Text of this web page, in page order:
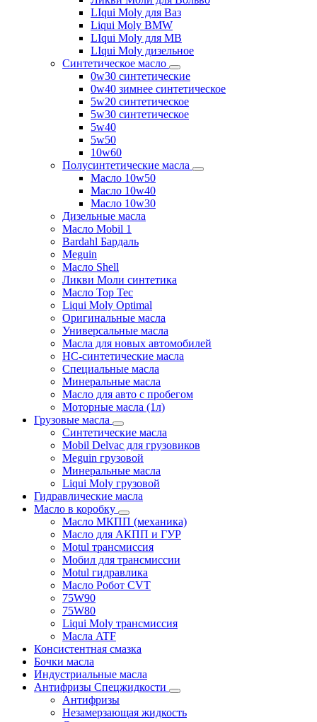
LIqui Moly для Ваз
Liqui Moly BMW
LIqui Moly для MB
LIqui Moly дизельное
Синтетическое масло
0w30 синтетические
0w40 зимнее синтетическое
5w20 синтетическое
5w30 синтетическое
5w40
5w50
10w60
Полусинтетические масла
Масло 10w50
Масло 10w40
Масло 10w30
Дизельные масла
Масло Mobil 1
Bardahl Бардаль
Meguin
Масло Shell
Ликви Моли синтетика
Масло Top Tec
Liqui Moly Optimal
Оригинальные масла
Универсальные масла
Масла для новых автомобилей
HC-синтетические масла
Специальные масла
Минеральные масла
Масло для авто с пробегом
Моторные масла (1л)
Грузовые масла
Синтетические масла
Mobil Delvac для грузовиков
Meguin грузовой
Минеральные масла
Liqui Moly грузовой
Гидравлические масла
Масло в коробку
Масло МКПП (механика)
Масло для АКПП и ГУР
Motul трансмиссия
Мобил для трансмиссии
Motul гидравлика
Масло Робот CVT
75W90
75W80
Liqui Moly трансмиссия
Масла ATF
Консистентная смазка
Бочки масла
Индустриальные масла
Антифризы Спецжидкости
Антифризы
Незамерзающая жидкость